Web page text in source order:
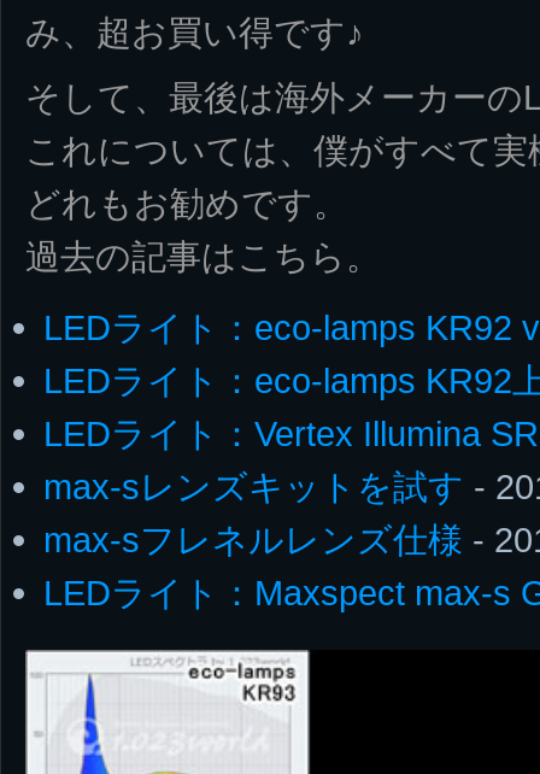
み、超お買い得です♪
そして、最後は海外メーカーの
これについては、僕がすべて
どれもお勧めです。
過去の記事はこちら。
LEDライト：eco-lamps KR92
LEDライト：eco-lamps KR92
LEDライト：Vertex Illumina
max-sレンズキットを試す -
max-sフレネルレンズ仕様 -
LEDライト：Maxspect max-s